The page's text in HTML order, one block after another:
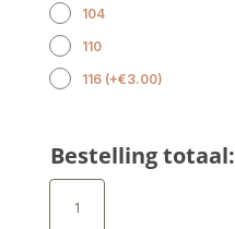
104
110
116 (+€3.00)
Bestelling totaal:
Rokje
stroken